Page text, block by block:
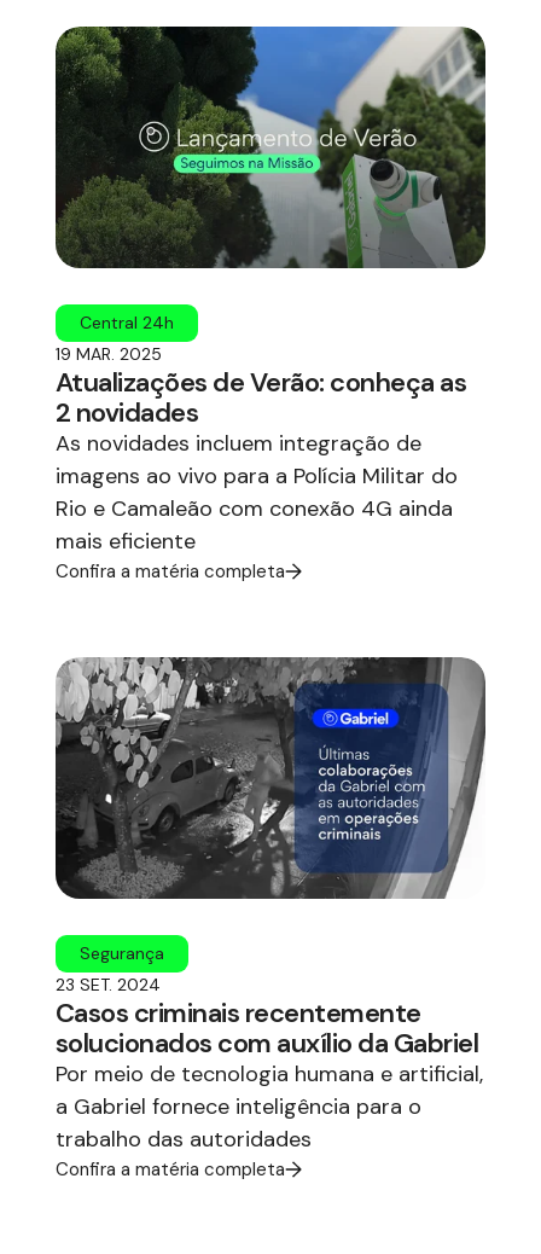
Central 24h
19 MAR. 2025
Atualizações de Verão: conheça as
2 novidades
As novidades incluem integração de
imagens ao vivo para a Polícia Militar do
Rio e Camaleão com conexão 4G ainda
mais eficiente
Confira a matéria completa
Segurança
23 SET. 2024
Casos criminais recentemente
solucionados com auxílio da Gabriel
Por meio de tecnologia humana e artificial,
a Gabriel fornece inteligência para o
trabalho das autoridades
Confira a matéria completa